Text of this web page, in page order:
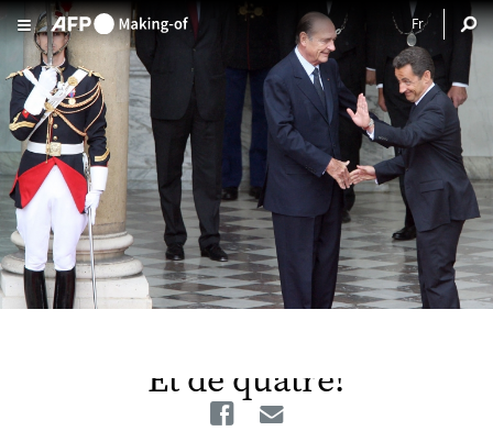
Aller au contenu principal
Et de quatre!
Facebook